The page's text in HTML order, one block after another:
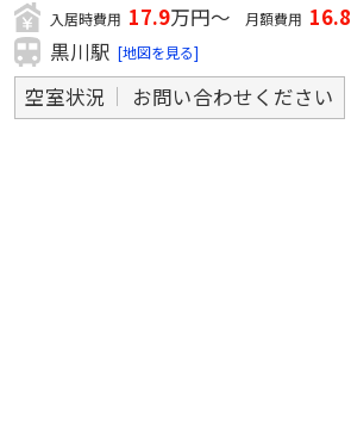
入居時費用 17.9万円～ 月額費用 16.8
黒川駅 [地図を見る]
空室状況 お問い合わせください